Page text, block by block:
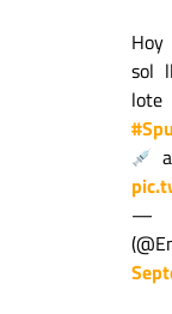
sol
—